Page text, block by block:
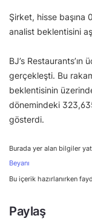
Şirket, hisse başına
analist beklentisini
BJ’s
gerçekleşti. Bu
beklentisinin
dönemindeki
gösterdi.
Burada yer alan bilgiler
Beyanı
Bu içerik hazırlanırken
Paylaş